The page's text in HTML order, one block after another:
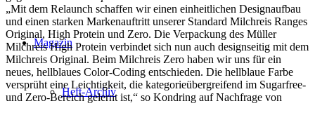
Magazin
Heft-Archiv
„Mit dem Relaunch schaffen wir einen einheitlichen Designaufbau
und einen starken Markenauftritt unserer Standard Milchreis Ranges
Original, High Protein und Zero. Die Verpackung des Müller
Milchreis High Protein verbindet sich nun auch designseitig mit dem
Milchreis Original. Beim Milchreis Zero haben wir uns für ein
neues, hellblaues Color-Coding entschieden. Die hellblaue Farbe
versprüht eine Leichtigkeit, die kategorieübergreifend im Sugarfree-
und Zero-Bereich gelernt ist,“ so Kondring auf Nachfrage von